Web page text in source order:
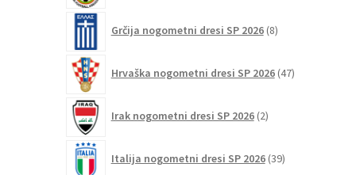
Grčija nogometni dresi SP 2026 8izdelkov
Hrvaška nogometni dresi SP 2026 47izdelkov
Irak nogometni dresi SP 2026 2izdelka
Italija nogometni dresi SP 2026 39izdelkov